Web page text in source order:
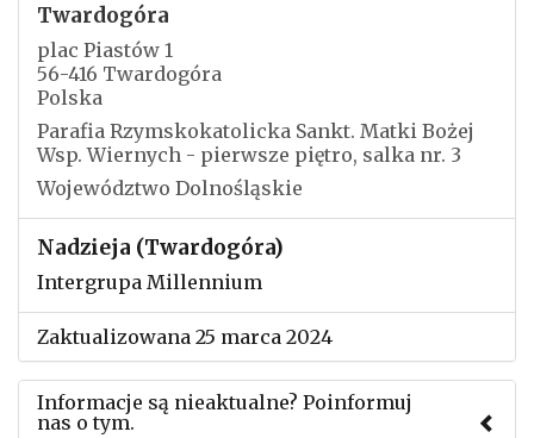
Twardogóra
plac Piastów 1
56-416 Twardogóra
Polska
Parafia Rzymskokatolicka Sankt. Matki Bożej
Wsp. Wiernych - pierwsze piętro, salka nr. 3
Województwo Dolnośląskie
Nadzieja (Twardogóra)
Intergrupa Millennium
Zaktualizowana 25 marca 2024
Informacje są nieaktualne? Poinformuj
nas o tym.